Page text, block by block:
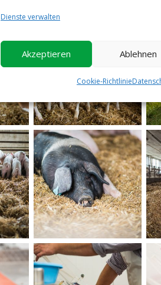
Dienste verwalten
Akzeptieren Ablehnen
Cookie-Richtlinie